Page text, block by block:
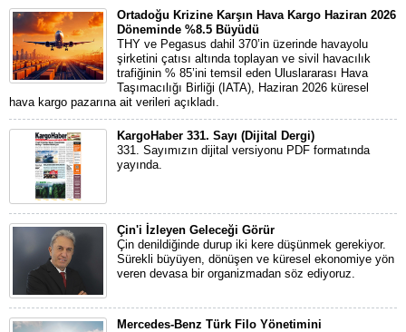
Ortadoğu Krizine Karşın Hava Kargo Haziran 2026
Döneminde %8.5 Büyüdü
THY ve Pegasus dahil 370’in üzerinde havayolu
şirketini çatısı altında toplayan ve sivil havacılık
trafiğinin % 85’ini temsil eden Uluslararası Hava
Taşımacılığı Birliği (IATA), Haziran 2026 küresel
hava kargo pazarına ait verileri açıkladı.
KargoHaber 331. Sayı (Dijital Dergi)
331. Sayımızın dijital versiyonu PDF formatında
yayında.
Çin'i İzleyen Geleceği Görür
Çin denildiğinde durup iki kere düşünmek gerekiyor.
Sürekli büyüyen, dönüşen ve küresel ekonomiye yön
veren devasa bir organizmadan söz ediyoruz.
Mercedes-Benz Türk Filo Yönetimini